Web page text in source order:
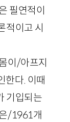
필연적이
적이고 시
이/아프지
한다. 이때
기입되는
/1961개